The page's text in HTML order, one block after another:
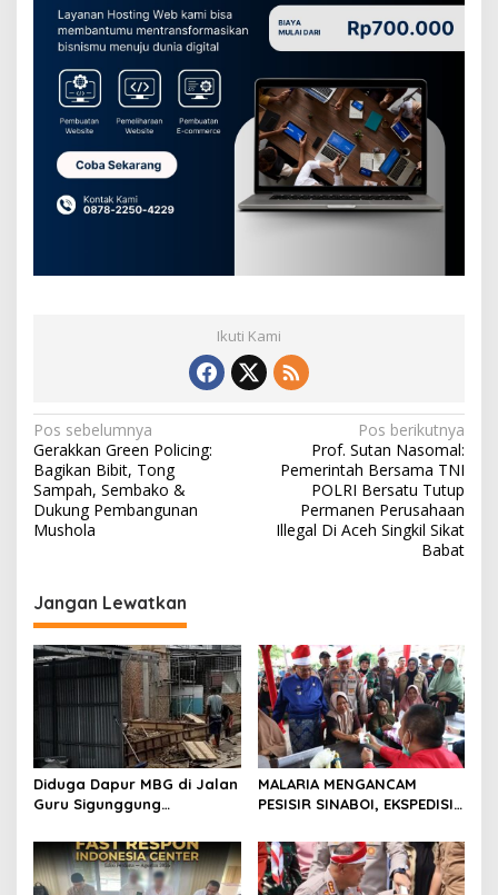
Ikuti Kami
N
a
v
i
a
s
i
o
s
Pos sebelumnya
Gerakkan Green Policing:
Bagikan Bibit, Tong
Sampah, Sembako &
Dukung Pembangunan
Mushola
Pos berikutnya
Prof. Sutan Nasomal:
Pemerintah Bersama TNI
POLRI Bersatu Tutup
Permanen Perusahaan
Illegal Di Aceh Singkil Sikat
Babat
Jangan Lewatkan
Diduga Dapur MBG di Jalan
Guru Sigunggung
SOP, Selain itu Warga
Keluhkan Bau Limbah yang
Menyengat.
MALARIA MENGANCAM
PESISIR SINABOI, EKSPEDISI
RIAU HADIR DENGAN
PELAYANAN KESEHATAN
GRATIS